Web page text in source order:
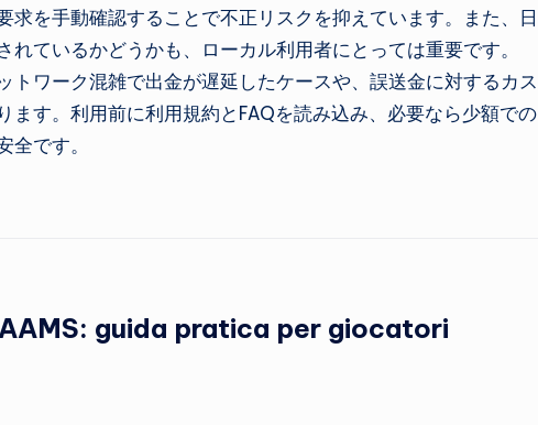
求を手動確認することで不正リスクを抑えています。また、日
ているかどうかも、ローカル利用者にとっては重要です。
ワーク混雑で出金が遅延したケースや、誤送金に対するカス
ます。利用前に利用規約とFAQを読み込み、必要なら少額での
です。
guida pratica per giocatori